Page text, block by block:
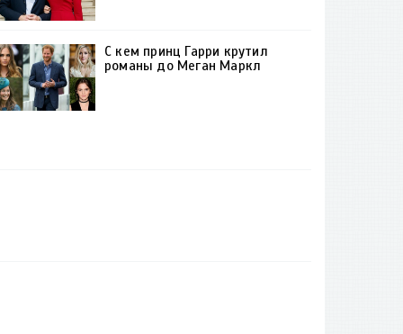
С кем принц Гарри крутил
романы до Меган Маркл